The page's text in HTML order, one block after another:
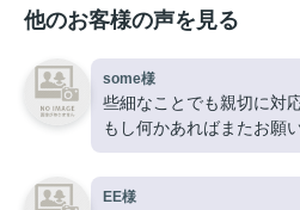
他のお客様の声を見る
some様
些細なことでも親切に対
もし何かあればまたお願
EE様